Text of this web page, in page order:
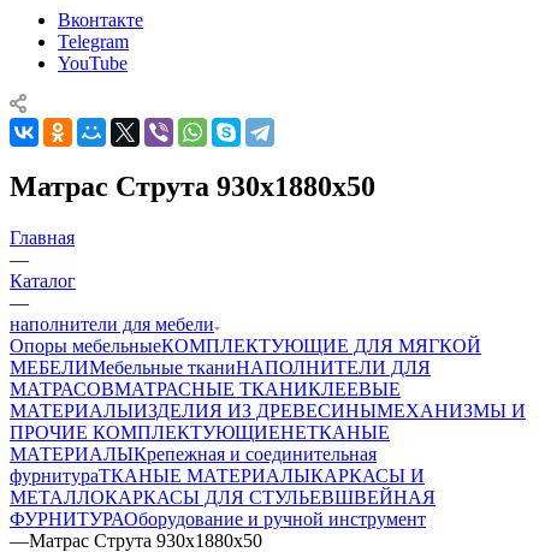
Вконтакте
Telegram
YouTube
Матрас Струта 930х1880х50
Главная
—
Каталог
—
наполнители для мебели
Опоры мебельныеКОМПЛЕКТУЮЩИЕ ДЛЯ МЯГКОЙ
МЕБЕЛИМебельные тканиНАПОЛНИТЕЛИ ДЛЯ
МАТРАСОВМАТРАСНЫЕ ТКАНИКЛЕЕВЫЕ
МАТЕРИАЛЫИЗДЕЛИЯ ИЗ ДРЕВЕСИНЫМЕХАНИЗМЫ И
ПРОЧИЕ КОМПЛЕКТУЮЩИЕНЕТКАНЫЕ
МАТЕРИАЛЫКрепежная и соединительная
фурнитураТКАНЫЕ МАТЕРИАЛЫКАРКАСЫ И
МЕТАЛЛОКАРКАСЫ ДЛЯ СТУЛЬЕВШВЕЙНАЯ
ФУРНИТУРАОборудование и ручной инструмент
—Матрас Струта 930х1880х50